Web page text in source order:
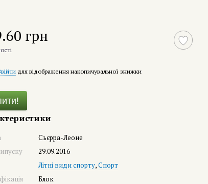
грн
для відображення накопичувальної знижки
Сьєрра-Леоне
29.09.2016
Літні види спорту,Спорт
Блок